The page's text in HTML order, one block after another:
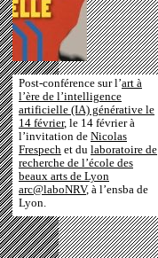
Post-conférence sur l’art à
l’ère de l’intelligence
artificielle (IA) générative le
14 février, le 14 février à
l’invitation de Nicolas
Frespech et du laboratoire de
recherche de l’école des
beaux arts de Lyon
arc@laboNRV, à l’ensba de
Lyon.